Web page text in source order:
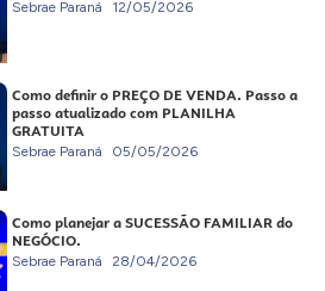
Sebrae Paraná 12/05/2026
Como definir o PREÇO DE VENDA. Passo a
passo atualizado com PLANILHA
GRATUITA
Sebrae Paraná 05/05/2026
Como planejar a SUCESSÃO FAMILIAR do
NEGÓCIO.
Sebrae Paraná 28/04/2026